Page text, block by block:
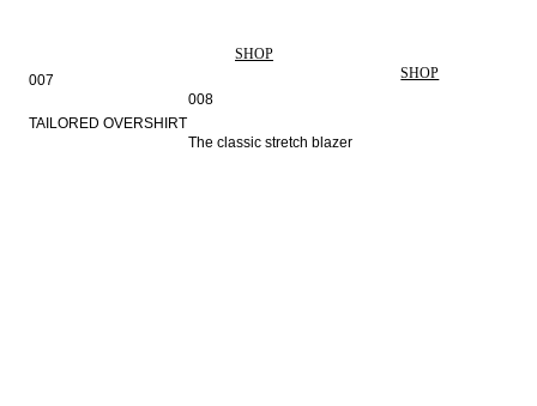
007
TAILORED OVERSHIRT
SHOP
008
The classic stretch blazer
SHOP